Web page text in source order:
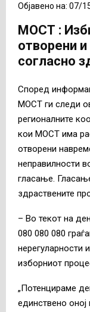
Објавено на: 07/
МОСТ :
отворени
согласно
Според
МОСТ ги следи
регионалните
кои МОСТ има
отворени
неправилности
гласање.
здраствените
– Во текот на
080 080 080
нерегуларности
изборниот
„Потенцираме
единствено оној